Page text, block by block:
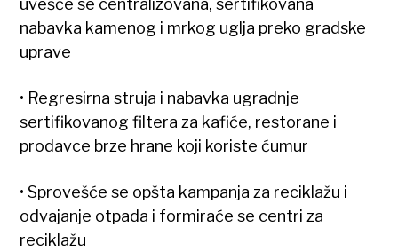
uvešće se centralizovana, sertifikovana
nabavka kamenog i mrkog uglja preko gradske
uprave
• Regresirna struja i nabavka ugradnje
sertifikovanog filtera za kafiće, restorane i
prodavce brze hrane koji koriste ćumur
• Sprovešće se opšta kampanja za reciklažu i
odvajanje otpada i formiraće se centri za
reciklažu